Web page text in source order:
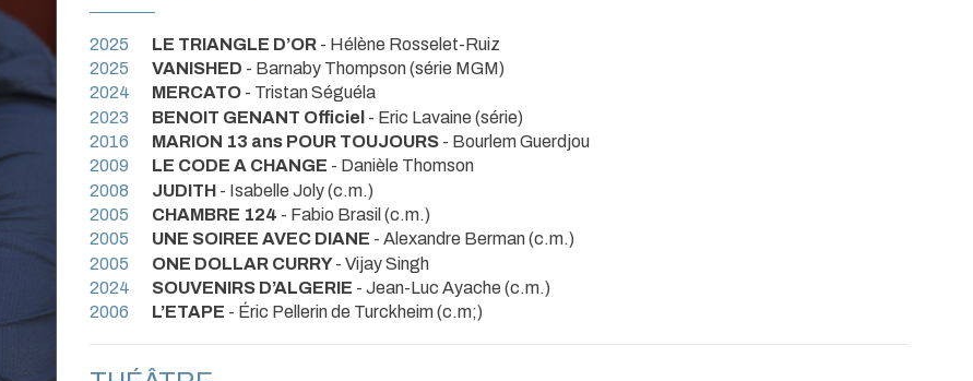
2025 LE TRIANGLE D’OR - Hélène Rosselet-Ruiz
2025
VANISHED - Barnaby Thompson (série MGM)
2024
MERCATO - Tristan Séguéla
2023
BENOIT GENANT Officiel - Eric Lavaine (série)
2016
MARION 13 ans POUR TOUJOURS - Bourlem Guerdjou
2009
LE CODE A CHANGE - Danièle Thomson
2008
JUDITH - Isabelle Joly (c.m.)
2005
CHAMBRE 124 - Fabio Brasil (c.m.)
2005
UNE SOIREE AVEC DIANE - Alexandre Berman (c.m.)
2005
ONE DOLLAR CURRY- Vijay Singh
2024
SOUVENIRS D’ALGERIE - Jean-Luc Ayache (c.m.)
2006
L’ETAPE - Éric Pellerin de Turckheim (c.m;)